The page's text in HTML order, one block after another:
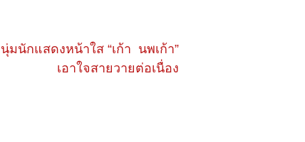
มนักแสดงหน้าใส “เก้า นพเก้า”
เอาใจสายวายต่อเนื่อง